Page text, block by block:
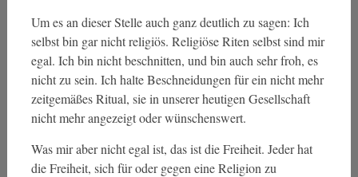
Um es an dieser Stelle auch ganz deutlich zu sagen: Ich
selbst bin gar nicht religiös. Religiöse Riten selbst sind mir
egal. Ich bin nicht beschnitten, und bin auch sehr froh, es
nicht zu sein. Ich halte Beschneidungen für ein nicht mehr
zeitgemäßes Ritual, sie in unserer heutigen Gesellschaft
nicht mehr angezeigt oder wünschenswert.
Was mir aber nicht egal ist, das ist die Freiheit. Jeder hat
die Freiheit, sich für oder gegen eine Religion zu